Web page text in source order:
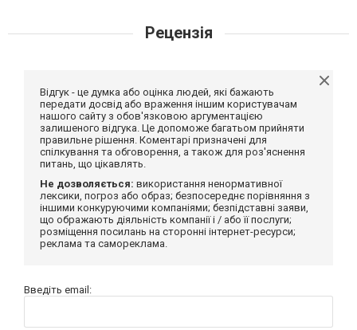
Рецензія
Відгук - це думка або оцінка людей, які бажають
передати досвід або враження іншим користувачам
нашого сайту з обов'язковою аргументацією
залишеного відгука. Це допоможе багатьом прийняти
правильне рішення. Коментарі призначені для
спілкування та обговорення, а також для роз'яснення
питань, що цікавлять.
Не дозволяється: використання ненормативної
лексики, погроз або образ; безпосереднє порівняння з
іншими конкуруючими компаніями; безпідставні заяви,
що ображають діяльність компанії і / або її послуги;
розміщення посилань на сторонні інтернет-ресурси;
реклама та самореклама.
Введіть email: